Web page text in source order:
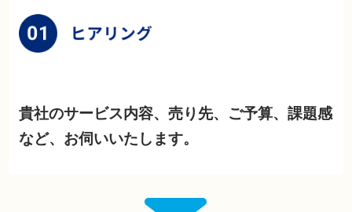
貴社のサービス内容、売り先、ご予算、課題感
など、お伺いいたします。